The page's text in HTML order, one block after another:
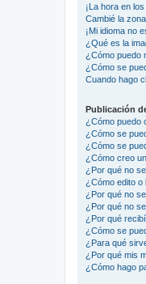
¡La hora en
Cambié la
¡Mi idioma no
¿Qué es la
¿Cómo puedo
¿Cómo se
Cuando hago
Publicación
¿Cómo puedo
¿Cómo se
¿Cómo se
¿Cómo creo
¿Por qué no
¿Cómo edito
¿Por qué no
¿Por qué no
¿Por qué
¿Cómo se
¿Para qué
¿Por qué mis
¿Cómo hago